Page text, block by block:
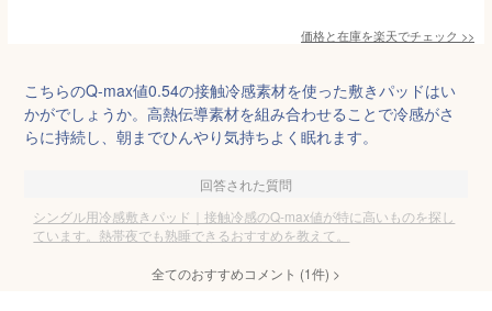
価格と在庫を楽天でチェック >>
こちらのQ-max値0.54の接触冷感素材を使った敷きパッドはい
かがでしょうか。高熱伝導素材を組み合わせることで冷感がさ
らに持続し、朝までひんやり気持ちよく眠れます。
回答された質問
シングル用冷感敷きパッド｜接触冷感のQ-max値が特に高いものを探し
ています。熱帯夜でも熟睡できるおすすめを教えて。
全てのおすすめコメント (1件) >